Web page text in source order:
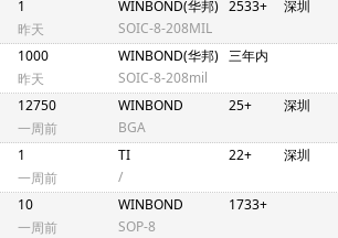
1
昨天
WINBOND(华邦)
SOIC-8-208MIL
2533+ 深圳
1000
昨天
WINBOND(华邦)
SOIC-8-208mil
三年内
12750
一周前
WINBOND
BGA
25+ 深圳
1
一周前
TI
/
22+ 深圳
10
一周前
WINBOND
SOP-8
1733+